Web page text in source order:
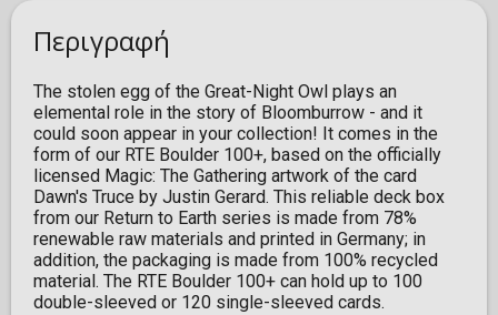
Περιγραφή
The stolen egg of the Great-Night Owl plays an
elemental role in the story of Bloomburrow - and it
could soon appear in your collection! It comes in the
form of our RTE Boulder 100+, based on the officially
licensed Magic: The Gathering artwork of the card
Dawn's Truce by Justin Gerard. This reliable deck box
from our Return to Earth series is made from 78%
renewable raw materials and printed in Germany; in
addition, the packaging is made from 100% recycled
material. The RTE Boulder 100+ can hold up to 100
double-sleeved or 120 single-sleeved cards.